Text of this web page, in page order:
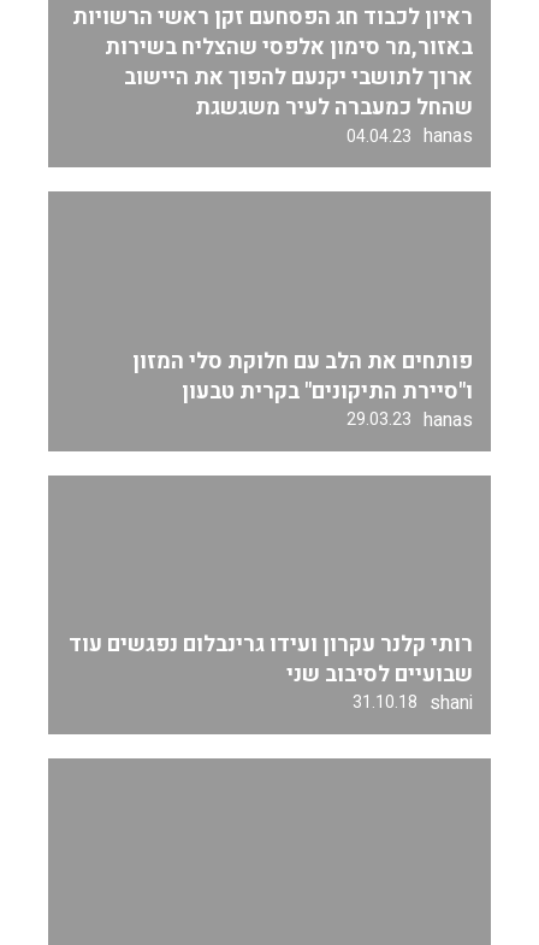
ראיון לכבוד חג הפסחעם זקן ראשי הרשויות
באזור,מר סימון אלפסי שהצליח בשירות
ארוך לתושבי יקנעם להפוך את היישוב
שהחל כמעברה לעיר משגשגת
hanas
04.04.23
פותחים את הלב עם חלוקת סלי המזון
ו"סיירת התיקונים" בקרית טבעון
hanas
29.03.23
רותי קלנר עקרון ועידו גרינבלום נפגשים עוד
שבועיים לסיבוב שני
shani
31.10.18